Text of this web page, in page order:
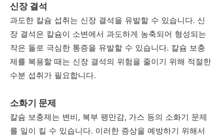
신장 결석
과도한 칼슘 섭취는 신장 결석을 유발할 수 있습니다. 신
장 결석은 칼슘이 소변에서 과도하게 농축되어 형성되는
작은 돌로 극심한 통증을 유발할 수 있습니다. 칼슘 보충
제를 복용할 때는 신장 결석의 위험을 줄이기 위해 적절한
수분 섭취가 필요합니다.
소화기 문제
칼슘 보충제는 변비, 복부 팽만감, 가스 등의 소화기 문제
를 일이 킬 수 있습니다. 이러한 증상을 예방하기 위해서